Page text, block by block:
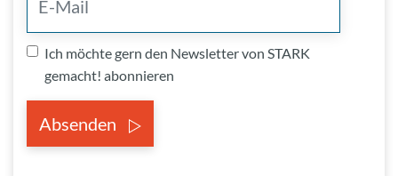
Ich möchte gern den Newsletter von STARK
gemacht! abonnieren
Absenden